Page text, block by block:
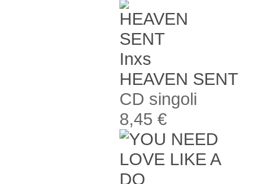
Inxs
HEAVEN SENT
CD singoli
8,45 €